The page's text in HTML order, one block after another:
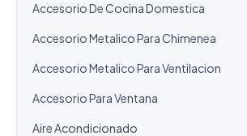
Accesorio De Cocina Domestica
Accesorio Metalico Para Chimenea
Accesorio Metalico Para Ventilacion
Accesorio Para Ventana
Aire Acondicionado